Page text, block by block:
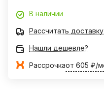
В наличии
Рассчитать доставку
Нашли дешевле?
Рассрочкаот 605 ₽/